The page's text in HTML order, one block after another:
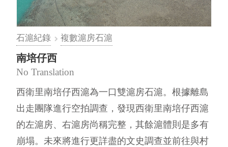
石滬紀錄 複數滬房石滬
南培仔西
No Translation
西衛里南培仔西滬為一口雙滬房石滬。根據離島
出走團隊進行空拍調查，發現西衛里南培仔西滬
的左滬房、右滬房尚稱完整，其餘滬體則是多有
崩塌。未來將進行更詳盡的文史調查並前往與村